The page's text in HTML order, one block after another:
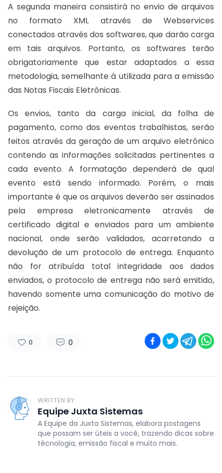
A segunda maneira consistirá no envio de arquivos
no formato XML através de Webservices
conectados através dos softwares, que darão carga
em tais arquivos. Portanto, os softwares terão
obrigatoriamente que estar adaptados a essa
metodologia, semelhante à utilizada para a emissão
das Notas Fiscais Eletrônicas.
Os envios, tanto da carga inicial, da folha de
pagamento, como dos eventos trabalhistas, serão
feitos através da geração de um arquivo eletrônico
contendo as informações solicitadas pertinentes a
cada evento. A formatação dependerá de qual
evento está sendo informado. Porém, o mais
importante é que os arquivos deverão ser assinados
pela empresa eletronicamente através de
certificado digital e enviados para um ambiente
nacional, onde serão validados, acarretando a
devolução de um protocolo de entrega. Enquanto
não for atribuída total integridade aos dados
enviados, o protocolo de entrega não será emitido,
havendo somente uma comunicação do motivo de
rejeição.
0 0
WRITTEN BY
Equipe Juxta Sistemas
A Equipe da Juxta Sistemas, elabora postagens
que possam ser úteis a você, trazendo dicas sobre
técnologia, emissão fiscal e muito mais.